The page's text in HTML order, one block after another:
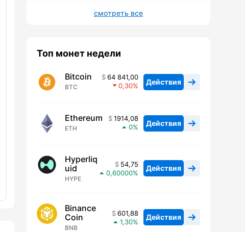
смотреть все
Топ монет недели
Bitcoin
BTC
64 841,00
0,30
Действия
Ethereum
ETH
1914,08
0
Действия
Hyperliq
uid
HYPE
54,75
0,60000
Действия
Binance
Coin
BNB
601,88
1,30
Действия